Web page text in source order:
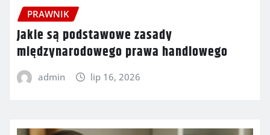
PRAWNIK
Jakie są podstawowe zasady
międzynarodowego prawa handlowego
admin lip 16, 2026